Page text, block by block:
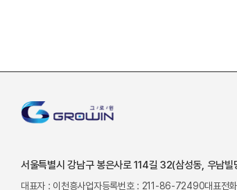
서울특별시 강남구 봉은사로 114길 32(삼성동, 우남
대표자 : 이천흥사업자등록번호 : 211-86-72490대표전